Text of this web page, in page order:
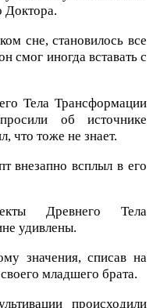
Доктора.
сне, становилось все
смог иногда вставать с
Тела Трансформации
об источнике
что тоже не знает.
внезапно всплыл в его
Древнего Тела
удивлены.
значения, списав на
младшего брата.
происходили